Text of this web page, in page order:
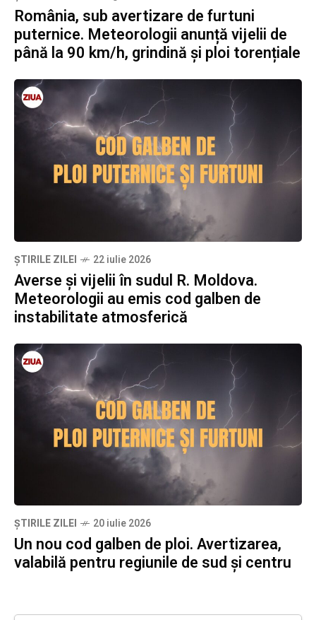
România, sub avertizare de furtuni
puternice. Meteorologii anunță vijelii de
până la 90 km/h, grindină și ploi torențiale
ȘTIRILE ZILEI 22 iulie 2026
Averse și vijelii în sudul R. Moldova.
Meteorologii au emis cod galben de
instabilitate atmosferică
ȘTIRILE ZILEI 20 iulie 2026
Un nou cod galben de ploi. Avertizarea,
valabilă pentru regiunile de sud și centru